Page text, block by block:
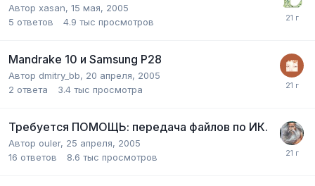
Автор xasan, 15 мая, 2005
5 ответов 4.9 тыс просмотров
Mandrake 10 и Samsung P28
Автор dmitry_bb, 20 апреля, 2005
2 ответа 3.4 тыс просмотра
Требуется ПОМОЩЬ: передача файлов по ИК.
Автор ouler, 25 апреля, 2005
16 ответов 8.6 тыс просмотров